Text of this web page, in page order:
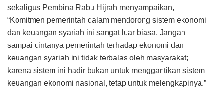
sekaligus Pembina Rabu Hijrah menyampaikan,
“Komitmen pemerintah dalam mendorong sistem ekonomi
dan keuangan syariah ini sangat luar biasa. Jangan
sampai cintanya pemerintah terhadap ekonomi dan
keuangan syariah ini tidak terbalas oleh masyarakat;
karena sistem ini hadir bukan untuk menggantikan sistem
keuangan ekonomi nasional, tetap untuk melengkapinya.”